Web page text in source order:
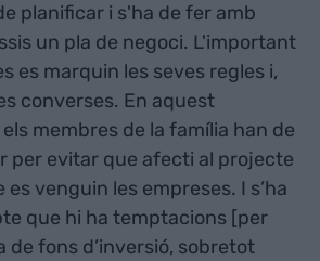
planificar i s'ha de fer amb
un pla de negoci. L'important
es marquin les seves regles i,
converses. En aquest
membres de la família han de
per evitar que afecti al projecte
venguin les empreses. I s’ha
que hi ha temptacions [per
de fons d’inversió, sobretot